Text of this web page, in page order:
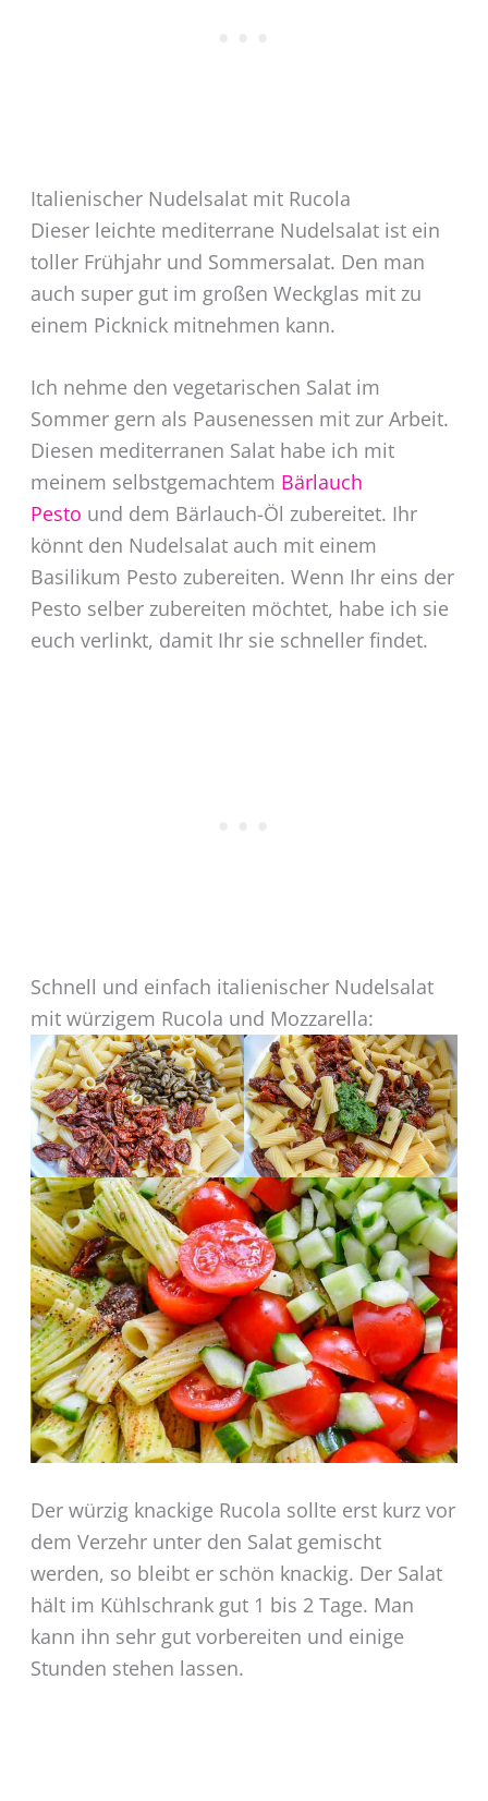
Italienischer Nudelsalat mit Rucola
Dieser leichte mediterrane Nudelsalat ist ein
toller Frühjahr und Sommersalat. Den man
auch super gut im großen Weckglas mit zu
einem Picknick mitnehmen kann.
Ich nehme den vegetarischen Salat im
Sommer gern als Pausenessen mit zur Arbeit.
Diesen mediterranen Salat habe ich mit
meinem selbstgemachtem Bärlauch
Pesto und dem Bärlauch-Öl zubereitet. Ihr
könnt den Nudelsalat auch mit einem
Basilikum Pesto zubereiten. Wenn Ihr eins der
Pesto selber zubereiten möchtet, habe ich sie
euch verlinkt, damit Ihr sie schneller findet.
Schnell und einfach italienischer Nudelsalat
mit würzigem Rucola und Mozzarella:
Der würzig knackige Rucola sollte erst kurz vor
dem Verzehr unter den Salat gemischt
werden, so bleibt er schön knackig. Der Salat
hält im Kühlschrank gut 1 bis 2 Tage. Man
kann ihn sehr gut vorbereiten und einige
Stunden stehen lassen.